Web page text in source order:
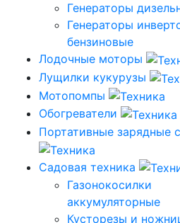
Генераторы
Генераторы
бензиновые
Лодочные моторы
Лущилки кукурузы
Мотопомпы
Обогреватели
Портативные зарядные
Садовая техника
Газонокосилки
аккумуляторные
Кусторезы и